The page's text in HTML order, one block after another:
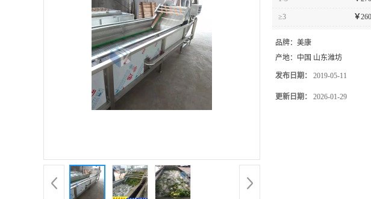
≥3 ￥
品牌： 美康
产地： 中国 山东潍坊
发布日期： 2019-05-11
更新日期： 2026-01-29